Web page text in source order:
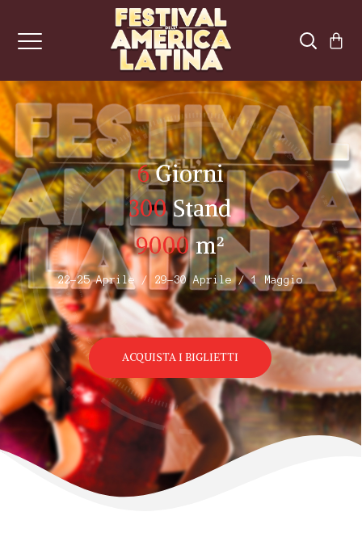
6Giorni
22-25 Aprile / 29-30 Aprile / 1 Maggio
300Stand
9000m²
ACQUISTA I BIGLIETTI